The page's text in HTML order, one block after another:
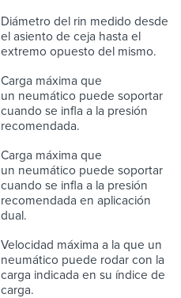
Diámetro del rin medido desde
el asiento de ceja hasta el
extremo opuesto del mismo.
Carga máxima que
un neumático puede soportar
cuando se infla a la presión
recomendada.
Carga máxima que
un neumático puede soportar
cuando se infla a la presión
recomendada en aplicación
dual.
Velocidad máxima a la que un
neumático puede rodar con la
carga indicada en su índice de
carga.